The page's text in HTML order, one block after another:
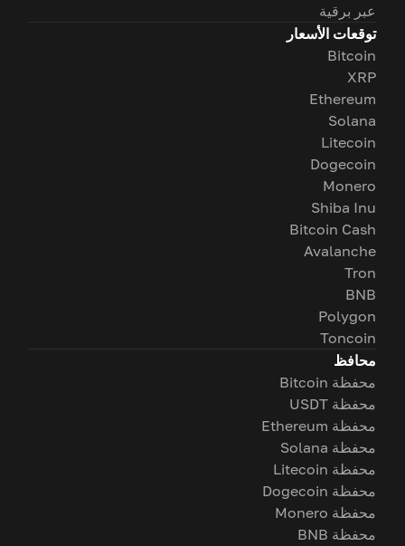
عبر برقية
توقعات الأسعار
Bitcoin
XRP
Ethereum
Solana
Litecoin
Dogecoin
Monero
Shiba Inu
Bitcoin Cash
Avalanche
Tron
BNB
Polygon
Toncoin
محافظ
محفظة Bitcoin
محفظة USDT
محفظة Ethereum
محفظة Solana
محفظة Litecoin
محفظة Dogecoin
محفظة Monero
محفظة BNB